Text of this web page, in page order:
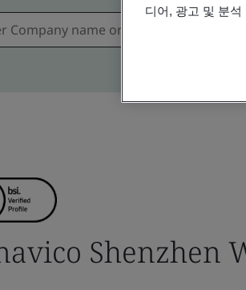
Shenzhen
디어, 광고 및 분